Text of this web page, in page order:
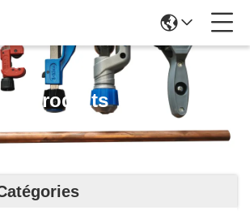
Produits